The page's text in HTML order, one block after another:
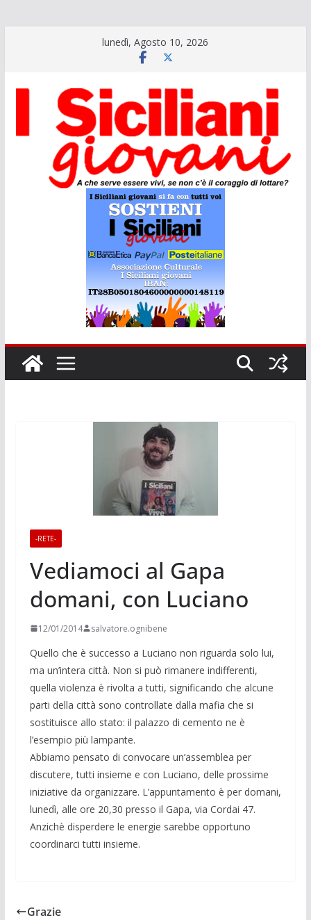
lunedì, Agosto 10, 2026
-RETE-
Vediamoci al Gapa
domani, con Luciano
12/01/2014 salvatore.ognibene
Quello che è successo a Luciano non riguarda solo lui,
ma un’intera città. Non si può rimanere indifferenti,
quella violenza è rivolta a tutti, significando che alcune
parti della città sono controllate dalla mafia che si
sostituisce allo stato: il palazzo di cemento ne è
l’esempio più lampante.
Abbiamo pensato di convocare un’assemblea per
discutere, tutti insieme e con Luciano, delle prossime
iniziative da organizzare. L’appuntamento è per domani,
lunedì, alle ore 20,30 presso il Gapa, via Cordai 47.
Anzichè disperdere le energie sarebbe opportuno
coordinarci tutti insieme.
Grazie